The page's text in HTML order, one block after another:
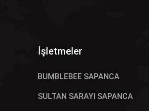
İşletmeler
BUMBLEBEE SAPANCA
SULTAN SARAYI SAPANCA